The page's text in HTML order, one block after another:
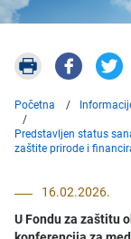
Početna
Predstavljen status
zaštite prirode i
16.02.2026.
U Fondu za zaštitu